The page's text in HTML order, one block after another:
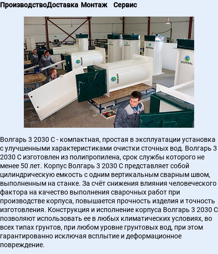
ПроизводствоДоставка Монтаж Сервис
Волгарь 3 2030 С - компактная, простая в эксплуатации установка
с улучшенными характеристиками очистки сточных вод. Волгарь 3
2030 С изготовлен из полипропилена, срок службы которого не
менее 50 лет. Корпус Волгарь 3 2030 С представляет собой
цилиндрическую емкость с одним вертикальным сварным швом,
выполненным на станке. За счёт снижения влияния человеческого
фактора на качество выполнения сварочных работ при
производстве корпуса, повышается прочность изделия и точность
изготовления. Конструкция и исполнение корпуса Волгарь 3 2030 С
позволяют использовать ее в любых климатических условиях, во
всех типах грунтов, при любом уровне грунтовых вод, при этом
гарантированно исключая всплытие и деформационное
повреждение.